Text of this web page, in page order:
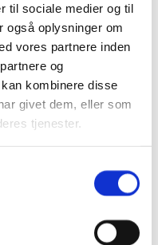
til sociale medier og til
også oplysninger om
vores partnere inden
og
kombinere disse
givet dem, eller som
tjenester.